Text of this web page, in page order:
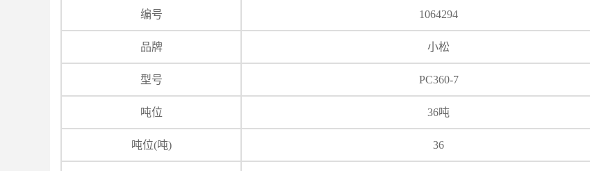
编号 1064294
品牌 小松
型号 PC360-7
吨位 36吨
吨位(吨) 36